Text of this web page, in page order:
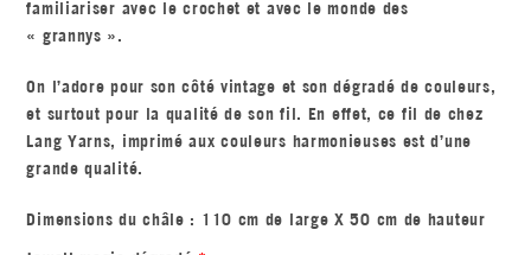
familiariser avec le crochet et avec le monde des
« grannys ».
On l’adore pour son côté vintage et son dégradé de couleurs,
et surtout pour la qualité de son fil. En effet, ce fil de chez
Lang Yarns, imprimé aux couleurs harmonieuses est d’une
grande qualité.
Dimensions du châle : 110 cm de large X 50 cm de hauteur